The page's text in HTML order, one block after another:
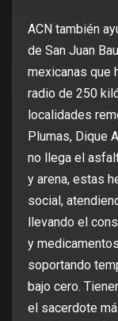
ACN también
de San Juan
mexicanas que
radio de 250
localidades
Plumas, Dique
no llega el
y arena, estas
social,
llevando el
y
soportando
bajo cero.
el sacerdote